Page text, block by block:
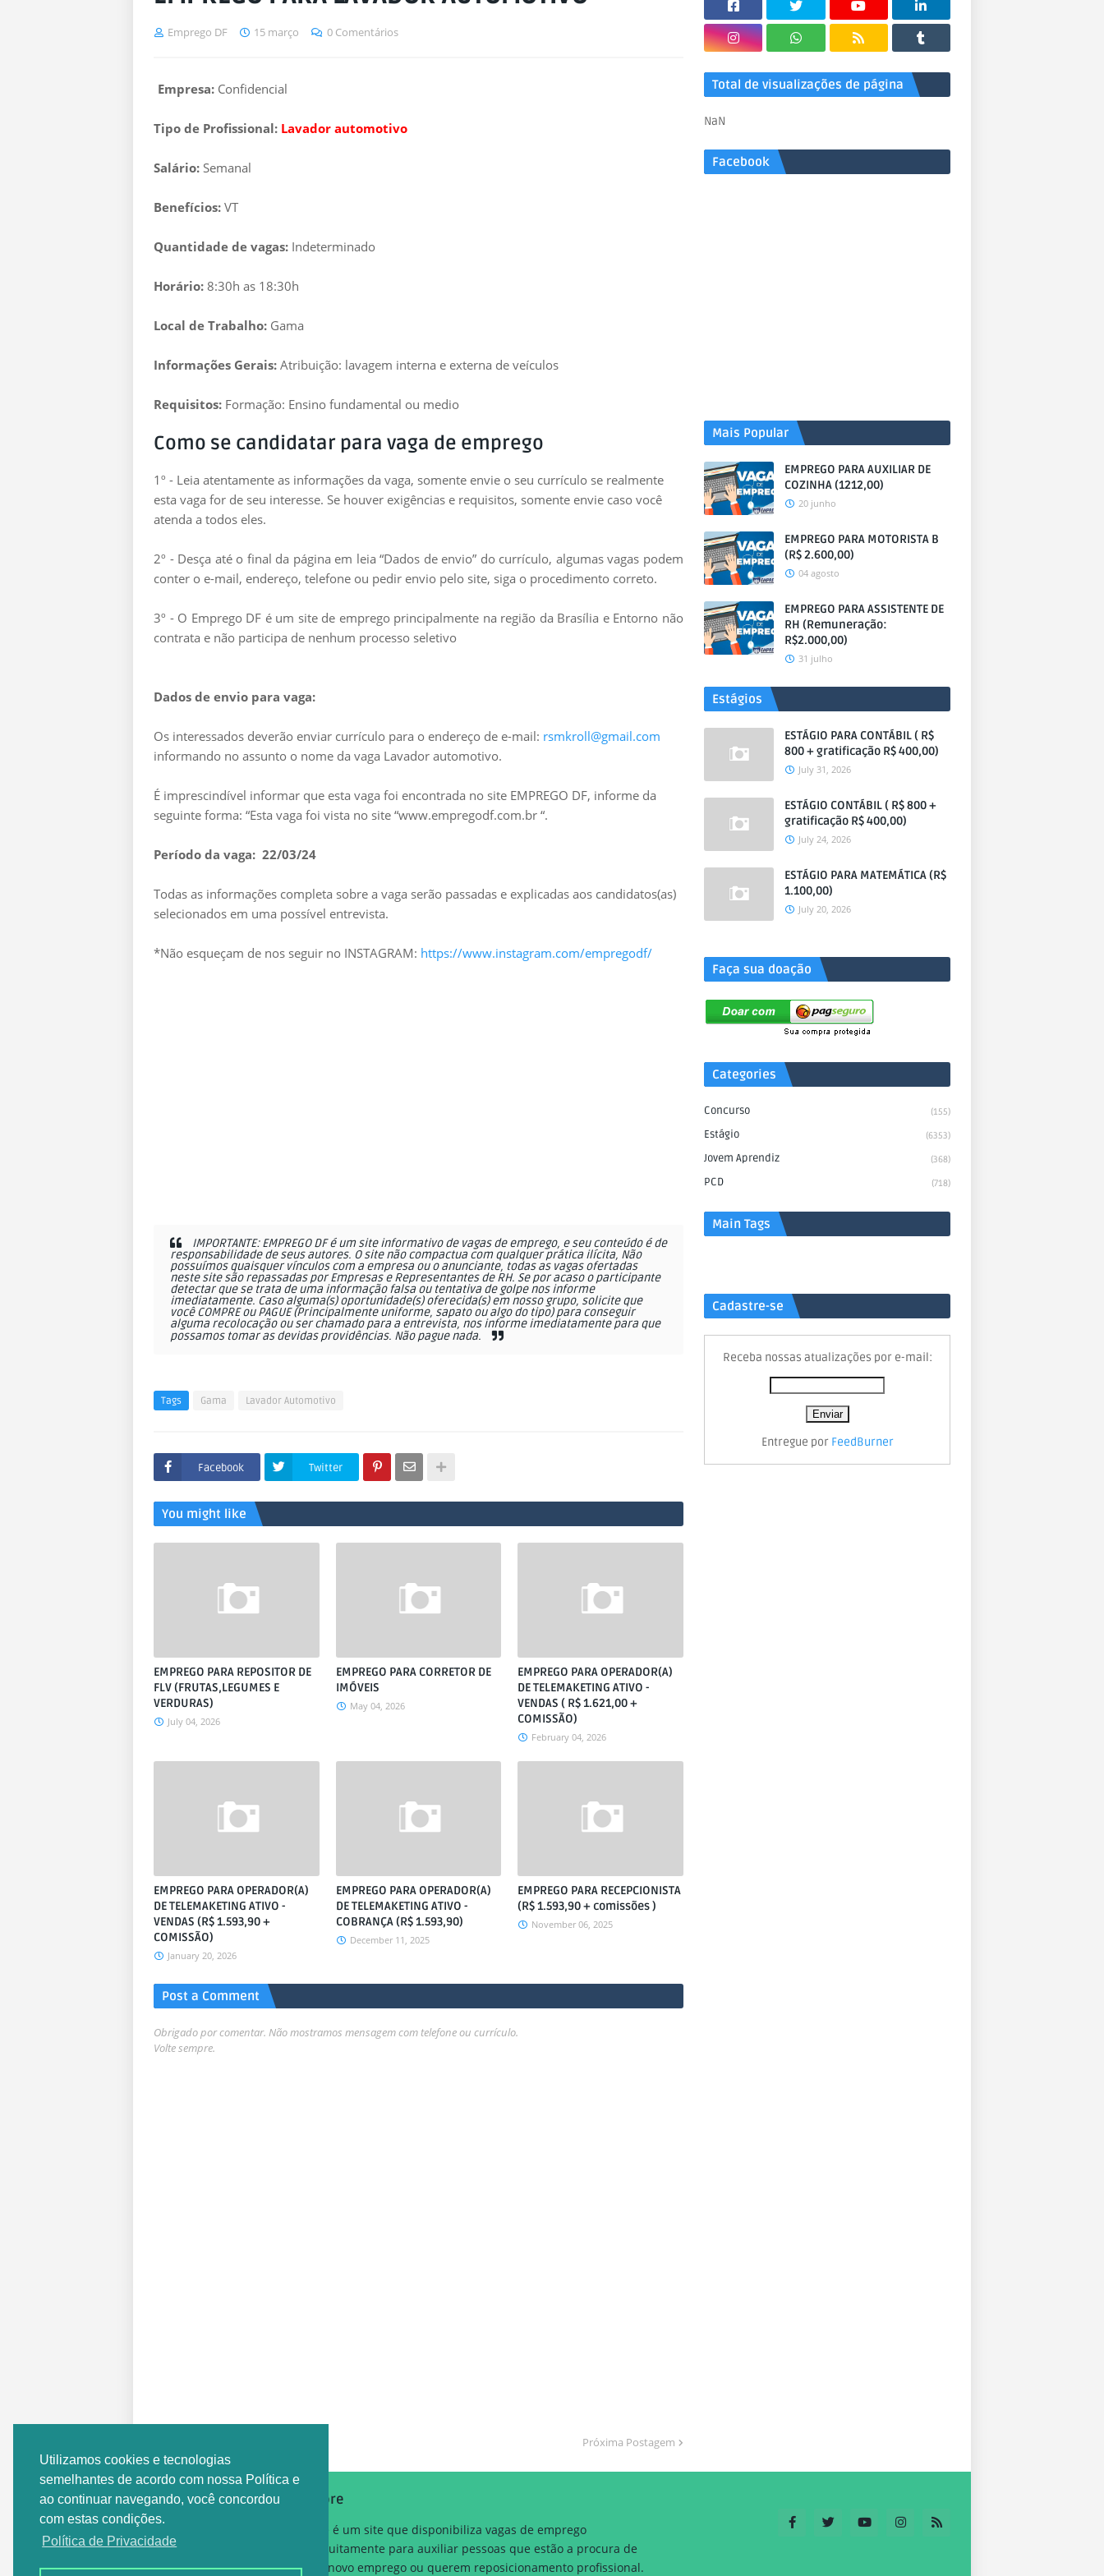
Utilizamos cookies e tecnologias
semelhantes de acordo com nossa Política e
ao continuar navegando, você concordou
com estas condições.
Política de Privacidade
Emprego DF 15 março 0 Comentários
Empresa: Confidencial
Tipo de Profissional: Lavador automotivo
Salário: Semanal
Benefícios: VT
Quantidade de vagas: Indeterminado
Horário: 8:30h as 18:30h
Local de Trabalho: Gama
Informações Gerais: Atribuição: lavagem interna e externa de veículos
Requisitos: Formação: Ensino fundamental ou medio
Como se candidatar para vaga de emprego
1º - Leia atentamente as informações da vaga, somente envie o seu currículo se realmente
esta vaga for de seu interesse. Se houver exigências e requisitos, somente envie caso você
atenda a todos eles.
2º - Desça até o final da página em leia “Dados de envio” do currículo, algumas vagas podem
conter o e-mail, endereço, telefone ou pedir envio pelo site, siga o procedimento correto.
3º - O Emprego DF é um site de emprego principalmente na região da Brasília e Entorno não
contrata e não participa de nenhum processo seletivo
Dados de envio para vaga:
Os interessados deverão enviar currículo para o endereço de e-mail: rsmkroll@gmail.com
informando no assunto o nome da vaga Lavador automotivo.
É imprescindível informar que esta vaga foi encontrada no site EMPREGO DF, informe da
seguinte forma: “Esta vaga foi vista no site “www.empregodf.com.br “.
Período da vaga: 22/03/24
Todas as informações completa sobre a vaga serão passadas e explicadas aos candidatos(as)
selecionados em uma possível entrevista.
*Não esqueçam de nos seguir no INSTAGRAM: https://www.instagram.com/empregodf/
IMPORTANTE: EMPREGO DF é um site informativo de vagas de emprego, e seu conteúdo é de
responsabilidade de seus autores. O site não compactua com qualquer prática ilícita, Não
possuímos quaisquer vínculos com a empresa ou o anunciante, todas as vagas ofertadas
neste site são repassadas por Empresas e Representantes de RH. Se por acaso o participante
detectar que se trata de uma informação falsa ou tentativa de golpe nos informe
imediatamente. Caso alguma(s) oportunidade(s) oferecida(s) em nosso grupo, solicite que
você COMPRE ou PAGUE (Principalmente uniforme, sapato ou algo do tipo) para conseguir
alguma recolocação ou ser chamado para a entrevista, nos informe imediatamente para que
possamos tomar as devidas providências. Não pague nada.
Tags Gama Lavador Automotivo
Facebook Twitter
You might like
EMPREGO PARA REPOSITOR DE
FLV (FRUTAS,LEGUMES E
VERDURAS)
July 04, 2026
EMPREGO PARA CORRETOR DE
IMÓVEIS
May 04, 2026
EMPREGO PARA OPERADOR(A)
DE TELEMAKETING ATIVO -
VENDAS ( R$ 1.621,00 +
COMISSÃO)
February 04, 2026
EMPREGO PARA OPERADOR(A)
DE TELEMAKETING ATIVO -
VENDAS (R$ 1.593,90 +
COMISSÃO)
January 20, 2026
EMPREGO PARA OPERADOR(A)
DE TELEMAKETING ATIVO -
COBRANÇA (R$ 1.593,90)
December 11, 2025
EMPREGO PARA RECEPCIONISTA
(R$ 1.593,90 + comissões )
November 06, 2025
Post a Comment
Obrigado por comentar. Não mostramos mensagem com telefone ou currículo.
Volte sempre.
Próxima Postagem
Total de visualizações de página
NaN
Facebook
Mais Popular
EMPREGO PARA AUXILIAR DE
COZINHA (1212,00)
20 junho
EMPREGO PARA MOTORISTA B
(R$ 2.600,00)
04 agosto
EMPREGO PARA ASSISTENTE DE
RH (Remuneração:
R$2.000,00)
31 julho
Estágios
ESTÁGIO PARA CONTÁBIL ( R$
800 + gratificação R$ 400,00)
July 31, 2026
ESTÁGIO CONTÁBIL ( R$ 800 +
gratificação R$ 400,00)
July 24, 2026
ESTÁGIO PARA MATEMÁTICA (R$
1.100,00)
July 20, 2026
Faça sua doação
Categories
Concurso (155)
Estágio (6353)
Jovem Aprendiz (368)
PCD (718)
Main Tags
Cadastre-se
Receba nossas atualizações por e-mail:
Entregue por FeedBurner
Sobre
Este é um site que disponibiliza vagas de emprego
gratuitamente para auxiliar pessoas que estão a procura de
um novo emprego ou querem reposicionamento profissional.